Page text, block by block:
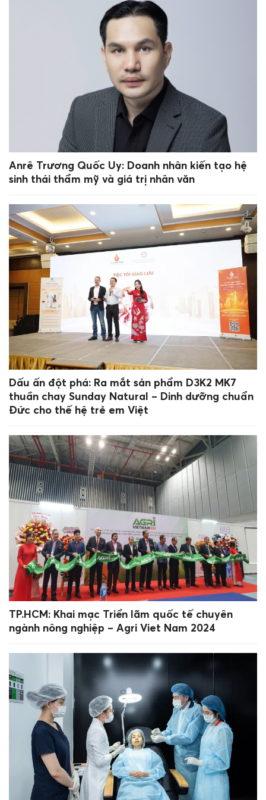
Anrê Trương Quốc Uy: Doanh nhân kiến tạo hệ
sinh thái thẩm mỹ và giá trị nhân văn
Dấu ấn đột phá: Ra mắt sản phẩm D3K2 MK7
thuần chay Sunday Natural – Dinh dưỡng chuẩn
Đức cho thế hệ trẻ em Việt
TP.HCM: Khai mạc Triển lãm quốc tế chuyên
ngành nông nghiệp – Agri Viet Nam 2024